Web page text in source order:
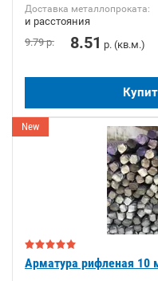
Доставка металлопроката:
и расстояния
9.79р. 8.51 р. (кв.м.)
New
Арматура рифленая 10